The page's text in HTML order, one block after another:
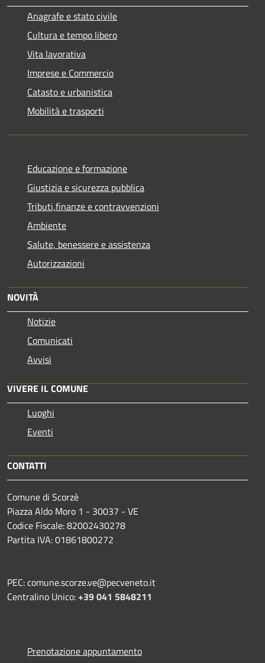
Anagrafe e stato civile
Cultura e tempo libero
Vita lavorativa
Imprese e Commercio
Catasto e urbanistica
Mobilità e trasporti
Educazione e formazione
Giustizia e sicurezza pubblica
Tributi,finanze e contravvenzioni
Ambiente
Salute, benessere e assistenza
Autorizzazioni
NOVITÀ
Notizie
Comunicati
Avvisi
VIVERE IL COMUNE
Luoghi
Eventi
CONTATTI
Comune di Scorzè
Piazza Aldo Moro 1 - 30037 - VE
Codice Fiscale: 82002430278
Partita IVA: 01861800272
PEC: comune.scorze.ve@pecveneto.it
Centralino Unico:+39 041 5848211
Prenotazione appuntamento